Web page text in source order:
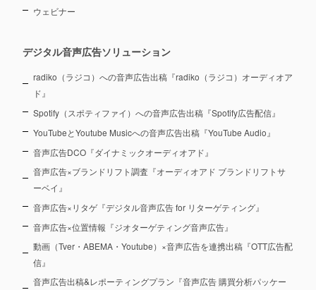
ウェビナー
デジタル音声広告ソリューション
radiko（ラジコ）への音声広告出稿『radiko（ラジコ）オーディオア
ド』
Spotify（スポティファイ）への音声広告出稿『Spotify広告配信』
YouTubeとYoutube Musicへの音声広告出稿『YouTube Audio』
音声広告DCO『ダイナミックオーディオアド』
音声広告×ブランドリフト調査『オーディオアド ブランドリフトサ
ーベイ』
音声広告×リタゲ『デジタル音声広告 for リターゲティング』
音声広告×位置情報『ジオターゲティング音声広告』
動画（Tver・ABEMA・Youtube）×音声広告を連携出稿『OTT広告配
信』
音声広告出稿&レポーティングプラン『音声広告 購買分析パッケー